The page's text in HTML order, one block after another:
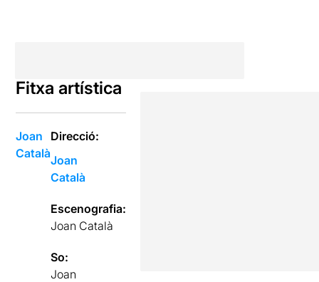
Fitxa artística
Joan
Català
Direcció:
Joan
Català
Escenografia:
Joan Català
So:
Joan